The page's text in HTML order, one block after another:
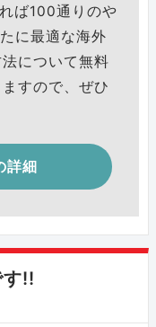
ば100通りのや
に最適な海外
について無料
すので、ぜひ
詳細
!!